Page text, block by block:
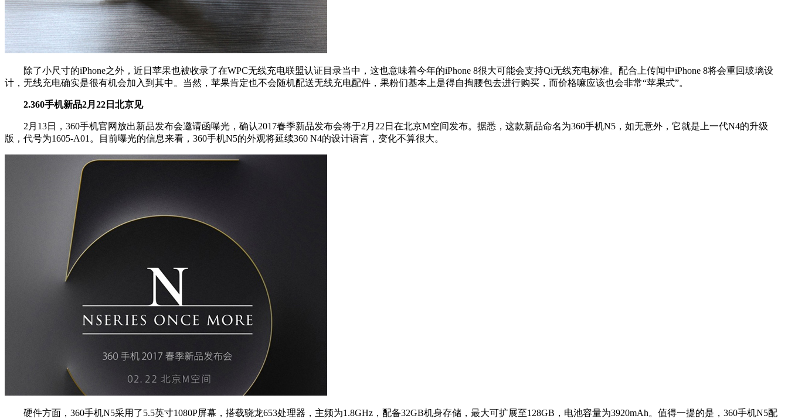
除了小尺寸的iPhone之外，近日苹果也被收录了在WPC无线充电联盟认证目录当中，这也意味着今年的iPhone 8很大可能会支持Qi无线充电标准。配合上传闻中iPhone 8将会重回玻璃设
计，无线充电确实是很有机会加入到其中。当然，苹果肯定也不会随机配送无线充电配件，果粉们基本上是得自掏腰包去进行购买，而价格嘛应该也会非常“苹果式”。
2.360手机新品2月22日北京见
2月13日，360手机官网放出新品发布会邀请函曝光，确认2017春季新品发布会将于2月22日在北京M空间发布。据悉，这款新品命名为360手机N5，如无意外，它就是上一代N4的升级
版，代号为1605-A01。目前曝光的信息来看，360手机N5的外观将延续360 N4的设计语言，变化不算很大。
硬件方面，360手机N5采用了5.5英寸1080P屏幕，搭载骁龙653处理器，主频为1.8GHz，配备32GB机身存储，最大可扩展至128GB，电池容量为3920mAh。值得一提的是，360手机N5配